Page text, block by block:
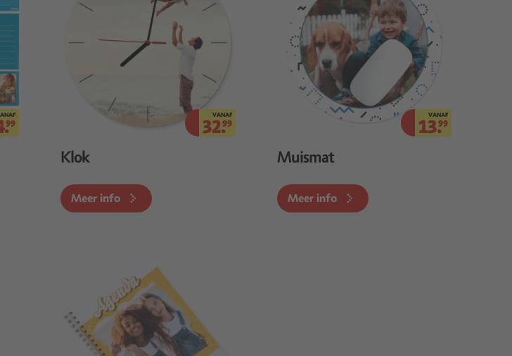
99
VANAF
32.99
Klok
Meer info
VANAF
13.99
Muismat
Meer info